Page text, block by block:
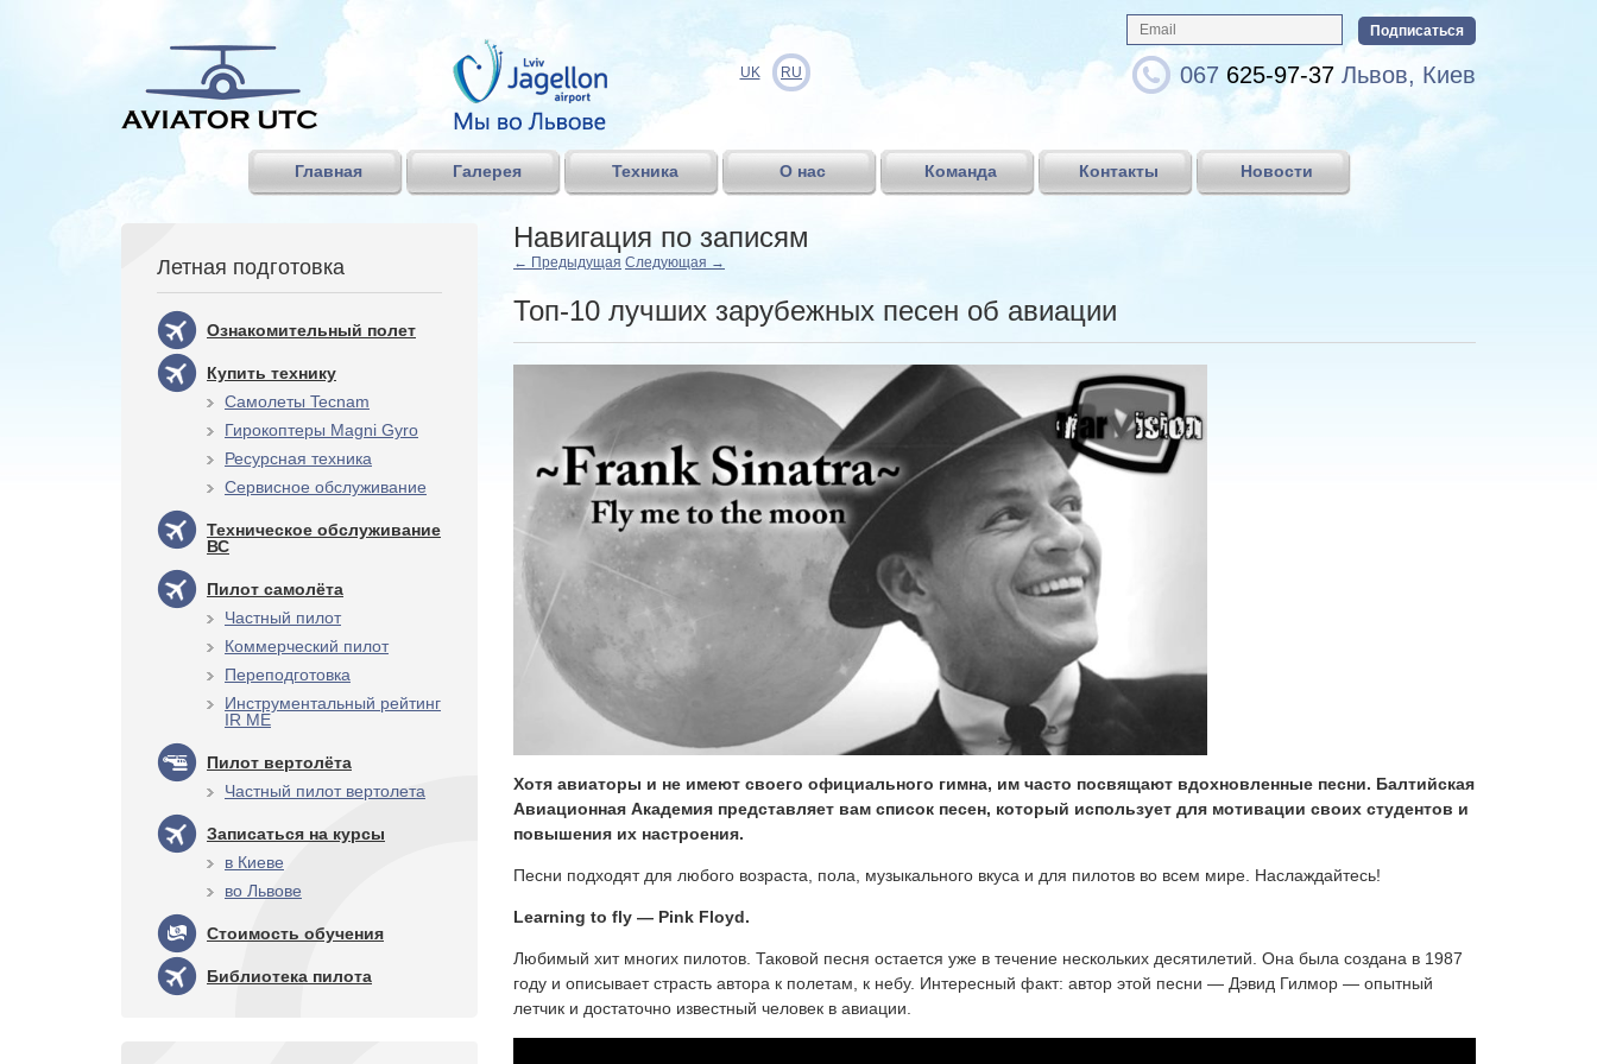
UK RU 067 625-97-37 Львов, Киев
Главная Галерея Техника О нас Команда Контакты Новости
Навигация по записям
← Предыдущая Следующая →
Топ-10 лучших зарубежных песен об авиации
Хотя авиаторы и не имеют своего официального гимна, им часто посвящают вдохновленные песни. Балтийская
Авиационная Академия представляет вам список песен, который использует для мотивации своих студентов и
повышения их настроения.
Песни подходят для любого возраста, пола, музыкального вкуса и для пилотов во всем мире. Наслаждайтесь!
Learning to fly — Pink Floyd.
Любимый хит многих пилотов. Таковой песня остается уже в течение нескольких десятилетий. Она была создана в 1987
году и описывает страсть автора к полетам, к небу. Интересный факт: автор этой песни — Дэвид Гилмор — опытный
летчик и достаточно известный человек в авиации.
Летная подготовка
Ознакомительный полет
Купить технику
Самолеты Tecnam
Гирокоптеры Magni Gyro
Ресурсная техника
Сервисное обслуживание
Техническое обслуживание
ВС
Пилот самолёта
Частный пилот
Коммерческий пилот
Переподготовка
Инструментальный рейтинг
IR ME
Пилот вертолёта
Частный пилот вертолета
Записаться на курсы
в Киеве
во Львове
Стоимость обучения
Библиотека пилота